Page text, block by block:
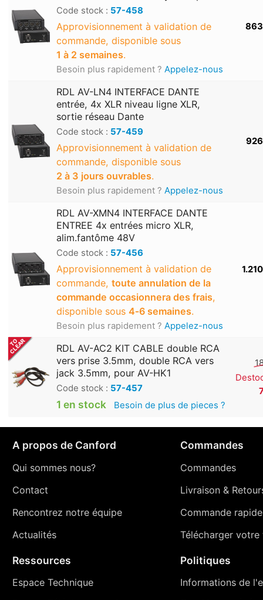
Code stock : 57-458
Approvisionnement à validation de
commande, disponible sous
1 à 2 semaines.
Besoin plus rapidement ? Appelez-nous
RDL AV-LN4 INTERFACE DANTE
entrée, 4x XLR niveau ligne XLR,
sortie réseau Dante
Code stock : 57-459
Approvisionnement à validation de
commande, disponible sous
2 à 3 jours ouvrables.
Besoin plus rapidement ? Appelez-nous
RDL AV-XMN4 INTERFACE DANTE
ENTREE 4x entrées micro XLR,
alim.fantôme 48V
Code stock : 57-456
Approvisionnement à validation de
commande, toute annulation de la
commande occasionnera des frais,
disponible sous 4‑6 semaines.
Besoin plus rapidement ? Appelez-nous
RDL AV-AC2 KIT CABLE double RCA
vers prise 3.5mm, double RCA vers
jack 3.5mm, pour AV-HK1
Code stock : 57-457
1 en stock Besoin de plus de pieces ?
A propos de Canford
Qui sommes nous?
Contact
Rencontrez notre équipe
Actualités
Commandes
Commandes
Livraison&
Commande rapide
Télécharger votre
Ressources
Espace Technique
Politiques
Informations de